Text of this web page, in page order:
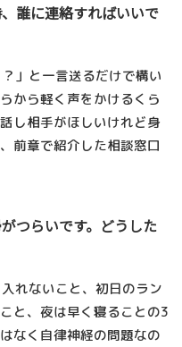
誰に連絡すればいいで
」と一言送るだけで構い
から軽く声をかけるくら
し相手がほしいけれど身
前章で紹介した相談窓口
つらいです。どうした
れないこと、初日のラン
と、夜は早く寝ることの3
なく自律神経の問題なの